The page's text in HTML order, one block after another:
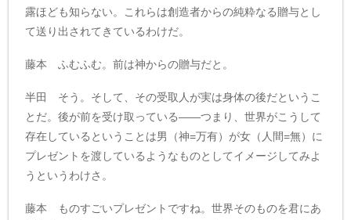
露ほども知らない。これらは創造者からの純粋なる贈与とし
て送り出されてきているわけだ。
藤本 ふむふむ。前は神からの贈与だと。
半田 そう。そして、その受取人が実は身体の後だというこ
とだ。後が前を受け取っている――つまり、世界がこうして
存在しているということは男（神=万有）が女（人間=無）に
プレゼントを渡しているようなものとしてイメージしてみよ
うというわけさ。
藤本 ものすごいプレゼントですね。世界そのものを君にあ